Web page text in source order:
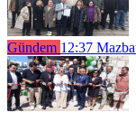
Gündem 12:37